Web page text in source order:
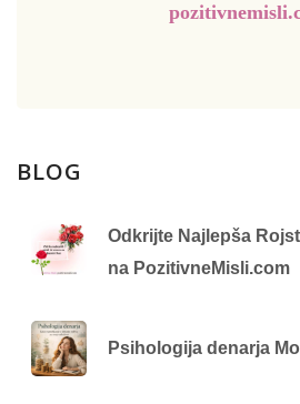
BLOG
Odkrijte Najlepša
na PozitivneMisli.com
Psihologija denarja